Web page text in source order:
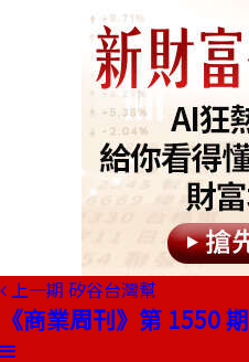
上一期 矽谷台灣幫
《商業周刊》第 1550 期